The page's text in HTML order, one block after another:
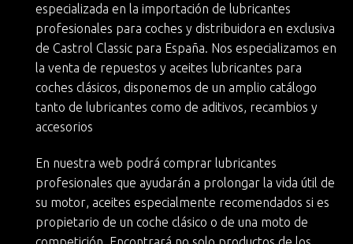
especializada en la importación de lubricantes
profesionales para coches y distribuidora en exclusiva
de Castrol Classic para España. Nos especializamos en
la venta de repuestos y aceites lubricantes para
coches clásicos, disponemos de un amplio catálogo
tanto de lubricantes como de aditivos, recambios y
accesorios
En nuestra web podrá comprar lubricantes
profesionales que ayudarán a prolongar la vida útil de
su motor, aceites especialmente recomendados si es
propietario de un coche clásico o de una moto de